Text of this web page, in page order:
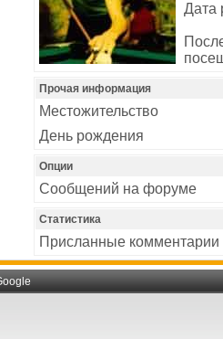
Дата
Прочая информация
Местожительство
День рождения
Опции
Сообщений на форуме
Статистика
Присланные комментарии